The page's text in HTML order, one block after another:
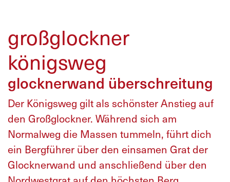
großglockner
königsweg
glocknerwand überschreitung
Der Königsweg gilt als schönster Anstieg auf
den Großglockner. Während sich am
Normalweg die Massen tummeln, führt dich
ein Bergführer über den einsamen Grat der
Glocknerwand und anschließend über den